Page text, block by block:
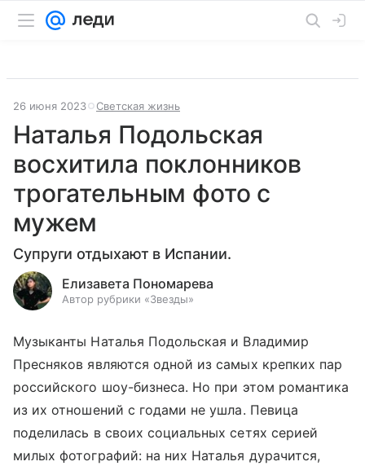
26 июня 2023 Светская жизнь
Наталья Подольская
восхитила поклонников
трогательным фото с
мужем
Супруги отдыхают в Испании.
Елизавета Пономарева
Автор рубрики «Звезды»
Музыканты Наталья Подольская и Владимир
Пресняков являются одной из самых крепких пар
российского шоу-бизнеса. Но при этом романтика
из их отношений с годами не ушла. Певица
поделилась в своих социальных сетях серией
милых фотографий: на них Наталья дурачится,